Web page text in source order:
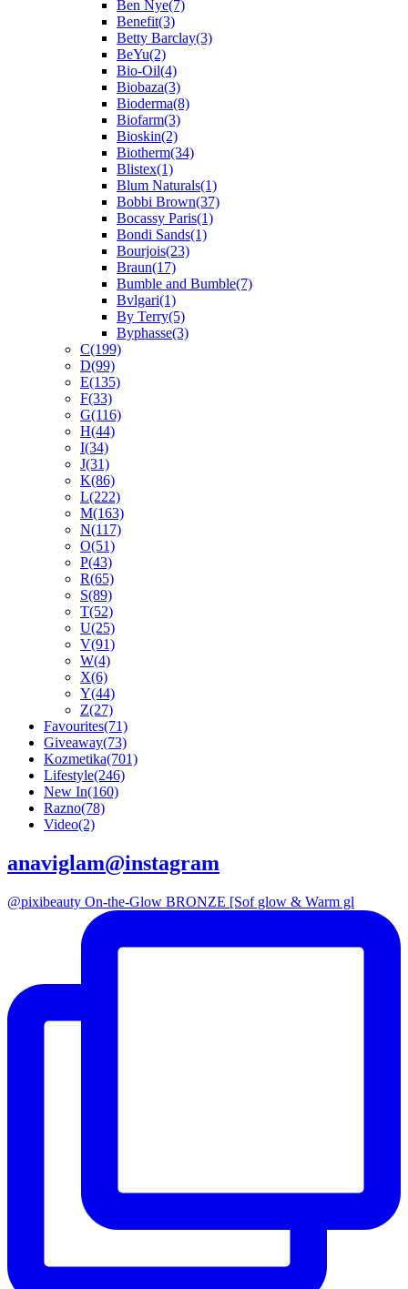
Ben Nye(7)
Benefit(3)
Betty Barclay(3)
BeYu(2)
Bio-Oil(4)
Biobaza(3)
Bioderma(8)
Biofarm(3)
Bioskin(2)
Biotherm(34)
Blistex(1)
Blum Naturals(1)
Bobbi Brown(37)
Bocassy Paris(1)
Bondi Sands(1)
Bourjois(23)
Braun(17)
Bumble and Bumble(7)
Bvlgari(1)
By Terry(5)
Byphasse(3)
C(199)
D(99)
E(135)
F(33)
G(116)
H(44)
I(34)
J(31)
K(86)
L(222)
M(163)
N(117)
O(51)
P(43)
R(65)
S(89)
T(52)
U(25)
V(91)
W(4)
X(6)
Y(44)
Z(27)
Favourites(71)
Giveaway(73)
Kozmetika(701)
Lifestyle(246)
New In(160)
Razno(78)
Video(2)
anaviglam@instagram
@pixibeauty On-the-Glow BRONZE [Sof glow & Warm gl